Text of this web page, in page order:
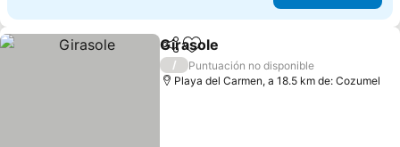
CompartirAgregar a favoritos
Girasole
/
Puntuación no disponible
Playa del Carmen, a 18.5 km de: Cozumel